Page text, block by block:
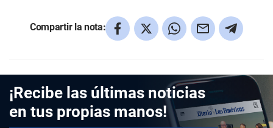
Compartir la nota:
¡Recibe las últimas noticias
en tus propias manos!